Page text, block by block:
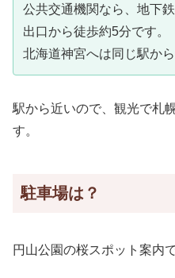
公共交通機関なら、地下
出口から徒歩約5分です。
北海道神宮へは同じ駅か
駅から近いので、観光で札
す。
駐車場は？
円山公園の桜スポット案内で